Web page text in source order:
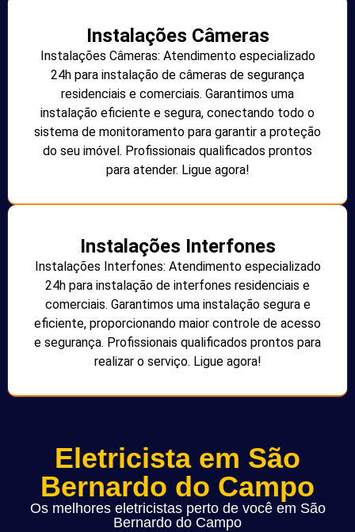
Instalações Câmeras
Instalações Câmeras: Atendimento especializado
24h para instalação de câmeras de segurança
residenciais e comerciais. Garantimos uma
instalação eficiente e segura, conectando todo o
sistema de monitoramento para garantir a proteção
do seu imóvel. Profissionais qualificados prontos
para atender. Ligue agora!
Instalações Interfones
Instalações Interfones: Atendimento especializado
24h para instalação de interfones residenciais e
comerciais. Garantimos uma instalação segura e
eficiente, proporcionando maior controle de acesso
e segurança. Profissionais qualificados prontos para
realizar o serviço. Ligue agora!
Eletricista em São
Bernardo do Campo
Os melhores eletricistas perto de você em São
Bernardo do Campo